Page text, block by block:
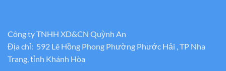
Công ty TNHH XD&CN Quỳnh An
Địa chỉ: 592 Lê Hồng Phong Phường Phước Hải , TP Nha
Trang, tỉnh Khánh Hòa